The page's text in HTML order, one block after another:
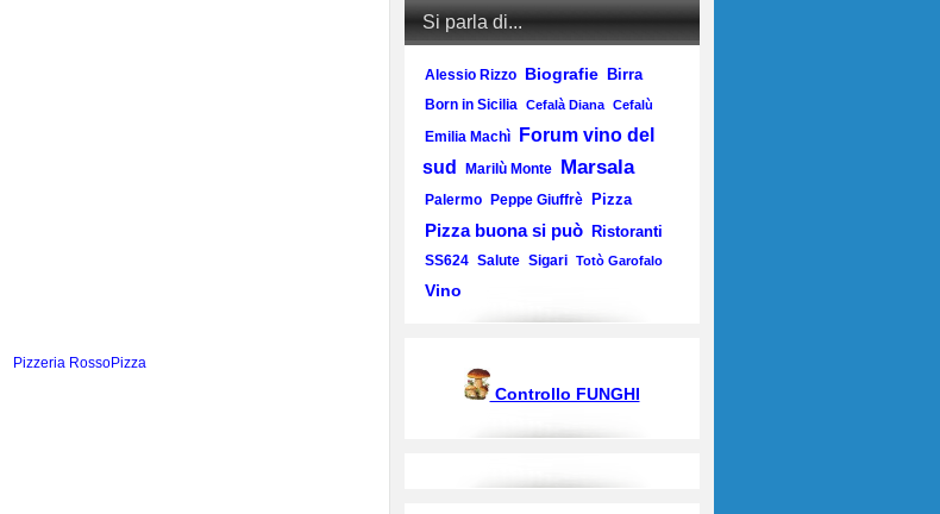
Pizzeria RossoPizza
Si parla di...
Alessio Rizzo Biografie Birra
Born in Sicilia Cefalà Diana Cefalù
Emilia Machì
Forum vino del
sud
Marilù Monte Marsala
Palermo Peppe Giuffrè Pizza
Pizza buona si può Ristoranti
SS624 Salute Sigari Totò Garofalo
Vino
Controllo FUNGHI